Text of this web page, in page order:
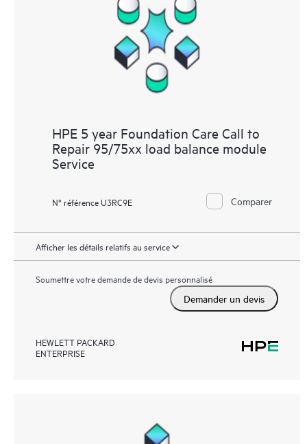
HPE 5 year Foundation Care Call to
Repair 95/75xx load balance module
Service
N° référence U3RC9E Comparer
Afficher les détails relatifs au service
Soumettre votre demande de devis personnalisé
Demander un devis
HEWLETT PACKARD
ENTERPRISE